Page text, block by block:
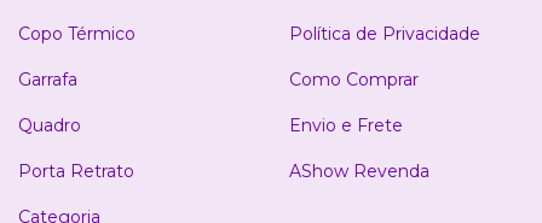
Copo Térmico
Garrafa
Quadro
Porta Retrato
Categoria
Política de Privacidade
Como Comprar
Envio e Frete
AShow Revenda